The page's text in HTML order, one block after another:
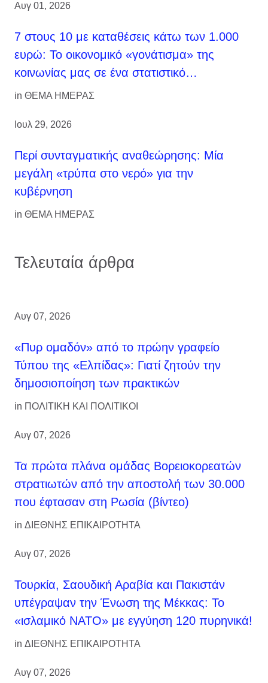
Αυγ 01, 2026
7 στους 10 με καταθέσεις κάτω των 1.000
ευρώ: Το οικονομικό «γονάτισμα» της
κοινωνίας μας σε ένα στατιστικό…
in ΘΕΜΑ ΗΜΕΡΑΣ
Ιουλ 29, 2026
Περί συνταγματικής αναθεώρησης: Μία
μεγάλη «τρύπα στο νερό» για την
κυβέρνηση
in ΘΕΜΑ ΗΜΕΡΑΣ
Τελευταία άρθρα
Αυγ 07, 2026
«Πυρ ομαδόν» από το πρώην γραφείο
Τύπου της «Ελπίδας»: Γιατί ζητούν την
δημοσιοποίηση των πρακτικών
in ΠΟΛΙΤΙΚΗ ΚΑΙ ΠΟΛΙΤΙΚΟΙ
Αυγ 07, 2026
Τα πρώτα πλάνα ομάδας Βορειοκορεατών
στρατιωτών από την αποστολή των 30.000
που έφτασαν στη Ρωσία (βίντεο)
in ΔΙΕΘΝΗΣ ΕΠΙΚΑΙΡΟΤΗΤΑ
Αυγ 07, 2026
Τουρκία, Σαουδική Αραβία και Πακιστάν
υπέγραψαν την Ένωση της Μέκκας: Το
«ισλαμικό ΝΑΤΟ» με εγγύηση 120 πυρηνικά!
in ΔΙΕΘΝΗΣ ΕΠΙΚΑΙΡΟΤΗΤΑ
Αυγ 07, 2026